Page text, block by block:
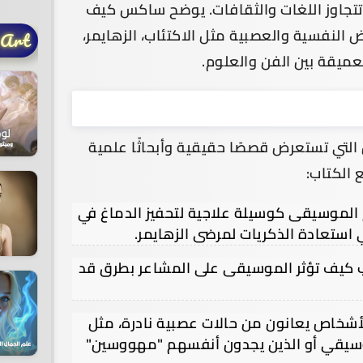
اللغات والثقافات. يوضح ساكس كيف
والعصبية مثل الاكتئاب، الزهايمر،
بين الفن والعلوم.
تستعرض قصصًا حقيقية وأبحاثًا علمية
الكتاب:
كوسيلة علاجية لتحفيز الدماغ في
الذكريات لمرضى الزهايمر.
كيف تؤثر الموسيقى على المشاعر بطرق قد
يعانون من حالات عصبية نادرة، مثل
أو الذين يجدون أنفسهم "مهووسين"